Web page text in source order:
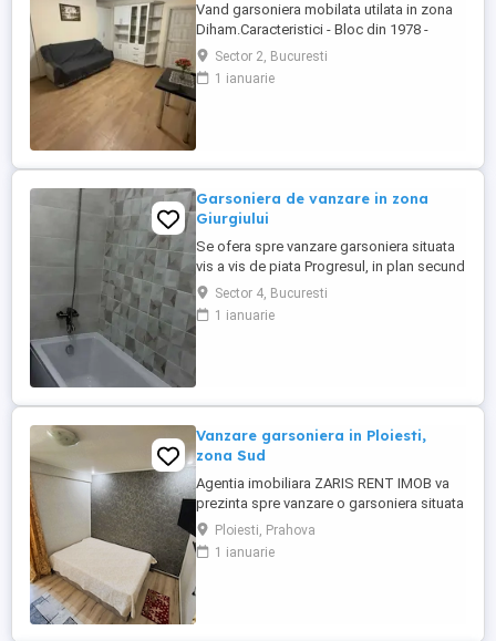
Vand garsoniera mobilata utilata in zona
Diham.Caracteristici - Bloc din 1978 -
Reabilitat termic Suprafata utila de 27mp ,
situata la etajul 2 10. In apropiere: - Parcul
IOR - Metrou Titan - Gradinita nr. 69 -
Sector 2, Bucuresti
1 ianuarie
Garsoniera de vanzare in zona
Giurgiului
Se ofera spre vanzare garsoniera situata
vis a vis de piata Progresul, in plan secund
fata de soseaua Giurgiului, ferit de
trafic.Acces imediat catre statii STB (
pana la metrou Eroii Revolutiei sunt 2 statii
Sector 4, Bucuresti
1 ianuarie
Vanzare garsoniera in Ploiesti,
zona Sud
Agentia imobiliara ZARIS RENT IMOB va
prezinta spre vanzare o garsoniera situata
in Ploiesti, zona Sud, la etajul 3 al unui
bloc de locuinte dat in folosinta in anul
1979, regim de inaltime P+4E, avand Su 22
Ploiesti, Prahova
1 ianuarie